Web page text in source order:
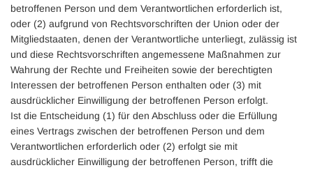
betroffenen Person und dem Verantwortlichen erforderlich ist,
oder (2) aufgrund von Rechtsvorschriften der Union oder der
Mitgliedstaaten, denen der Verantwortliche unterliegt, zulässig ist
und diese Rechtsvorschriften angemessene Maßnahmen zur
Wahrung der Rechte und Freiheiten sowie der berechtigten
Interessen der betroffenen Person enthalten oder (3) mit
ausdrücklicher Einwilligung der betroffenen Person erfolgt.
Ist die Entscheidung (1) für den Abschluss oder die Erfüllung
eines Vertrags zwischen der betroffenen Person und dem
Verantwortlichen erforderlich oder (2) erfolgt sie mit
ausdrücklicher Einwilligung der betroffenen Person, trifft die